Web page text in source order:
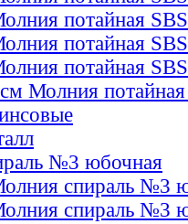
потайная SBS
потайная SBS
потайная SBS
Молния
№3 юбочная
спираль №3
спираль №3